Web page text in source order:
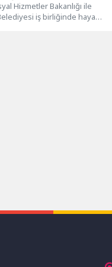
Hizmetler Bakanlığı ile
iş birliğinde hayata